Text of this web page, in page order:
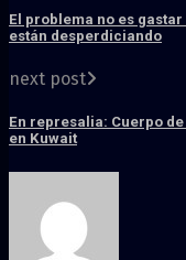
El problema no es
están desperdiciando
next post
En represalia: Cuerpo
en Kuwait